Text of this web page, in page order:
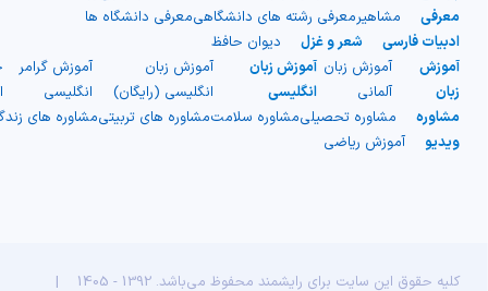
معرفی
مشاهیرمعرفی رشته های دانشگاهیمعرفی دانشگاه ها
ادبیات فارسی
شعر و غزل
دیوان حافظ
آموزش
زبان
آموزش زبان
آلمانی
آموزش زبان
انگلیسی
آموزش زبان
انگلیسی (رایگان)
آموزش گرامر
انگلیسی
مشاوره
مشاوره تحصیلیمشاوره سلامتمشاوره های تربیتیمشاوره های
ویدیو
آموزش ریاضی
کلیه حقوق این سایت برای رایشمند محفوظ می‌باشد. 1392 - 1405 |